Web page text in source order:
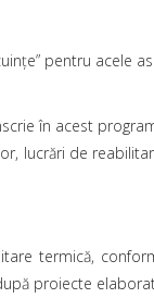
pentru acele
în acest
lucrări de
termică,
proiecte